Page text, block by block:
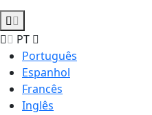
PT
Português
Espanhol
Francês
Inglês